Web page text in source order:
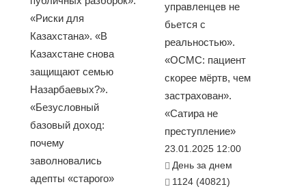
«Риски для
Казахстана». «В
Казахстане снова
защищают семью
Назарбаевых?».
«Безусловный
базовый доход:
почему
заволновались
адепты «старого»
управленцев не
бьется с
реальностью».
«ОСМС: пациент
скорее мёртв, чем
застрахован».
«Сатира не
преступление»
23.01.2025 12:00
День за днем
1124 (40821)